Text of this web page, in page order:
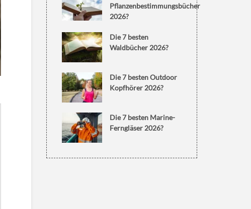
Pflanzenbestimmungsbücher
2026?
Die 7 besten
Waldbücher 2026?
Die 7 besten Outdoor
Kopfhörer 2026?
Die 7 besten Marine-
Ferngläser 2026?